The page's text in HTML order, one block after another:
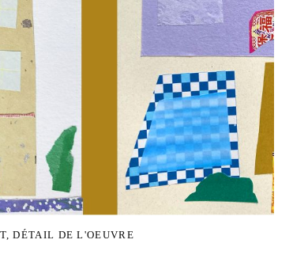
DÉTAIL DE L'OEUVRE